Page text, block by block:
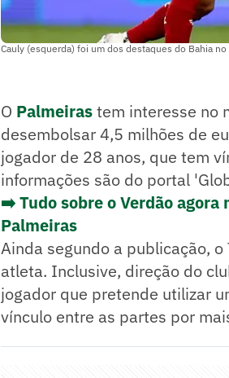
Cauly (esquerda) foi um dos destaques do Bahia
O Palmeirastem interesse no
desembolsar 4,5 milhões de
jogador de 28 anos, que tem
informações são do portal
➡️ Tudo sobre o Verdão agora
Palmeiras
Ainda segundo a publicação,
atleta. Inclusive, direção do
jogador que pretende utilizar
vínculo entre as partes por